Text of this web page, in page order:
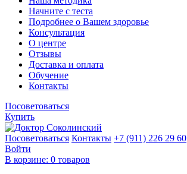
Начните с теста
Подробнее о Вашем здоровье
Консультация
О центре
Отзывы
Доставка и оплата
Обучение
Контакты
Посоветоваться
Купить
Посоветоваться Контакты +7 (911) 226 29 60
Войти
В корзине: 0 товаров